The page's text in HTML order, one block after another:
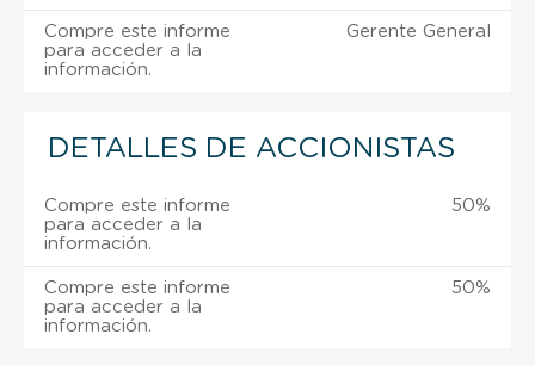
Compre este informe
para acceder a la
información.
Gerente General
DETALLES DE ACCIONISTAS
Compre este informe
para acceder a la
información.
50%
Compre este informe
para acceder a la
información.
50%